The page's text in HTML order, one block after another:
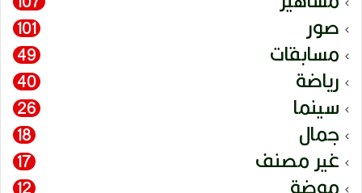
صور 101
مسابقات 49
رياضة 40
سينما 26
جمال 18
غير مصنف 17